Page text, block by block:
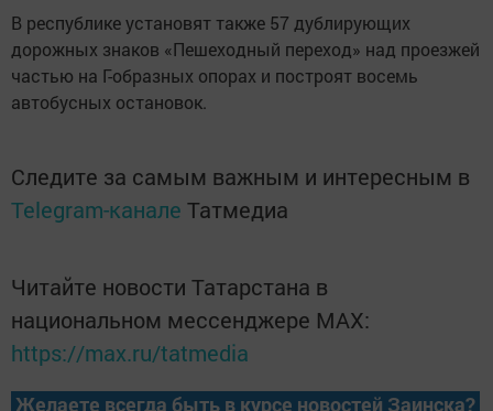
В республике установят также 57 дублирующих
дорожных знаков «Пешеходный переход» над проезжей
частью на Г-образных опорах и построят восемь
автобусных остановок.
Следите за самым важным и интересным в
Telegram-канале Татмедиа
Читайте новости Татарстана в
национальном мессенджере MАХ:
https://max.ru/tatmedia
Желаете всегда быть в курсе новостей Заинска?